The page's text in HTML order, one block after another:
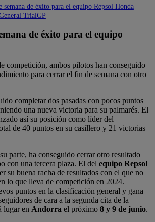
de éxito para el equipo Repsol Honda
TrialGP
de éxito para el equipo
competición, ambos pilotos han conseguido
para cerrar el fin de semana con otro
completar dos pasadas con pocos puntos
una nueva victoria para su palmarés. El
así su posición como líder del
de 40 puntos en su casillero y 21 victorias
parte, ha conseguido cerrar otro resultado
con una tercera plaza. El del equipo Repsol
su buena racha de resultados con el que no
lo que lleva de competición en 2024.
puntos en la clasificación general y gana
de cara a la segunda cita de la
lugar en Andorra el próximo 8 y 9 de junio.